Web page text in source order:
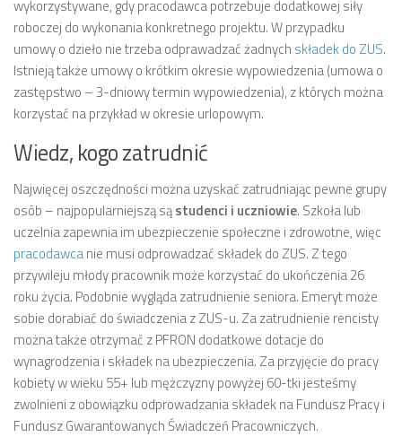
wykorzystywane, gdy pracodawca potrzebuje dodatkowej siły
roboczej do wykonania konkretnego projektu. W przypadku
umowy o dzieło nie trzeba odprawadzać żadnych składek do ZUS.
Istnieją także umowy o krótkim okresie wypowiedzenia (umowa o
zastępstwo – 3-dniowy termin wypowiedzenia), z których można
korzystać na przykład w okresie urlopowym.
Wiedz, kogo zatrudnić
Najwięcej oszczędności można uzyskać zatrudniając pewne grupy
osób – najpopularniejszą sąstudenci i uczniowie. Szkoła lub
uczelnia zapewnia im ubezpieczenie społeczne i zdrowotne, więc
pracodawcanie musi odprowadzać składek do ZUS. Z tego
przywileju młody pracownik może korzystać do ukończenia 26
roku życia. Podobnie wygląda zatrudnienie seniora. Emeryt może
sobie dorabiać do świadczenia z ZUS-u. Za zatrudnienie rencisty
można także otrzymać z PFRON dodatkowe dotacje do
wynagrodzenia i składek na ubezpieczenia. Za przyjęcie do pracy
kobiety w wieku 55+ lub mężczyzny powyżej 60-tki jesteśmy
zwolnieni z obowiązku odprowadzania składek na Fundusz Pracy i
Fundusz Gwarantowanych Świadczeń Pracowniczych.